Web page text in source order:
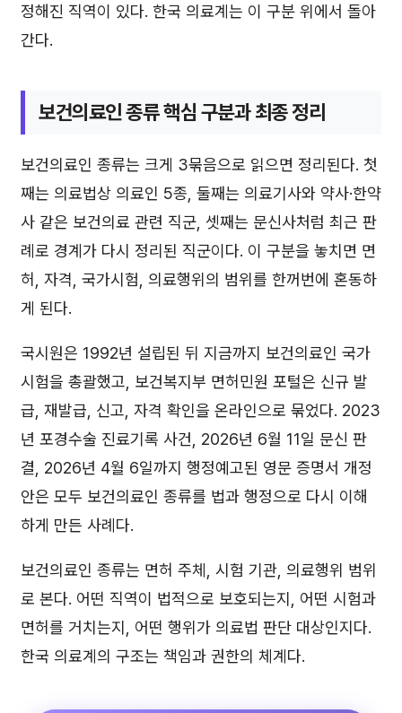
정해진 직역이 있다. 한국 의료계는 이 구분 위에서 돌아
간다.
보건의료인 종류 핵심 구분과 최종 정리
보건의료인 종류는 크게 3묶음으로 읽으면 정리된다. 첫
째는 의료법상 의료인 5종, 둘째는 의료기사와 약사·한약
사 같은 보건의료 관련 직군, 셋째는 문신사처럼 최근 판
례로 경계가 다시 정리된 직군이다. 이 구분을 놓치면 면
허, 자격, 국가시험, 의료행위의 범위를 한꺼번에 혼동하
게 된다.
국시원은 1992년 설립된 뒤 지금까지 보건의료인 국가
시험을 총괄했고, 보건복지부 면허민원 포털은 신규 발
급, 재발급, 신고, 자격 확인을 온라인으로 묶었다. 2023
년 포경수술 진료기록 사건, 2026년 6월 11일 문신 판
결, 2026년 4월 6일까지 행정예고된 영문 증명서 개정
안은 모두 보건의료인 종류를 법과 행정으로 다시 이해
하게 만든 사례다.
보건의료인 종류는 면허 주체, 시험 기관, 의료행위 범위
로 본다. 어떤 직역이 법적으로 보호되는지, 어떤 시험과
면허를 거치는지, 어떤 행위가 의료법 판단 대상인지다.
한국 의료계의 구조는 책임과 권한의 체계다.